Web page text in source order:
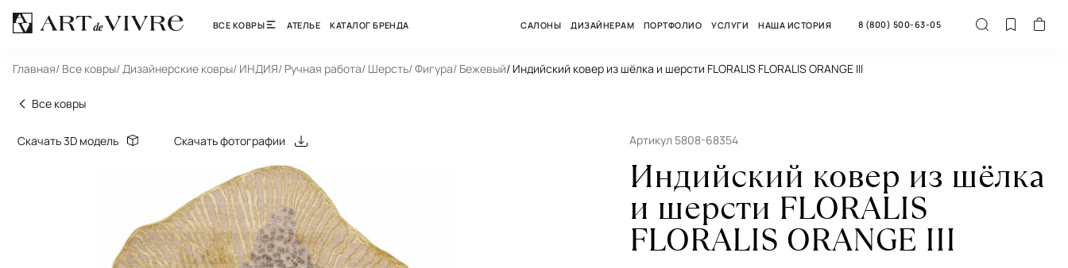
ВСЕ КОВРЫ АТЕЛЬЕ КАТАЛОГ БРЕНДА САЛОНЫ ДИЗАЙНЕРАМ ПОРТФОЛИО УСЛУГИ НАША ИСТОРИЯ 8 (800) 500-63-05
Главная/ Все ковры/ Дизайнерские ковры/ ИНДИЯ/ Ручная работа/ Шерсть/ Фигура/ Бежевый/ Индийский ковер из шёлка и шерсти FLORALIS FLORALIS ORANGE III
Все ковры
Скачать 3D модель Скачать фотографии Артикул 5808-68354
Индийский ковер из шёлка
и шерсти FLORALIS
FLORALIS ORANGE III